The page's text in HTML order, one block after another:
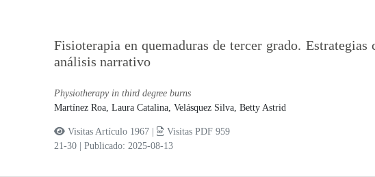
Fisioterapia en quemaduras de tercer grado.
análisis narrativo
Physiotherapy in third degree burns
Martínez Roa, Laura Catalina, Velásquez Silva, Betty Astrid
Visitas Artículo 1967 |
Visitas PDF 959
21-30
Publicado: 2025-08-13